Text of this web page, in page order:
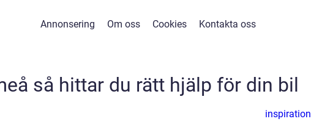
Annonsering Om oss Cookies Kontakta oss
så hittar du rätt hjälp för din bil
inspiration